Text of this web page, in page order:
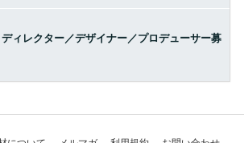
ィレクター／デザイナー／プロデューサー募